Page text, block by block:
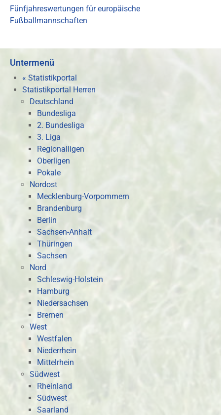
Fünfjahreswertungen für europäische
Fußballmannschaften
Untermenü
« Statistikportal
Statistikportal Herren
Deutschland
Bundesliga
2. Bundesliga
3. Liga
Regionalligen
Oberligen
Pokale
Nordost
Mecklenburg-Vorpommern
Brandenburg
Berlin
Sachsen-Anhalt
Thüringen
Sachsen
Nord
Schleswig-Holstein
Hamburg
Niedersachsen
Bremen
West
Westfalen
Niederrhein
Mittelrhein
Südwest
Rheinland
Südwest
Saarland